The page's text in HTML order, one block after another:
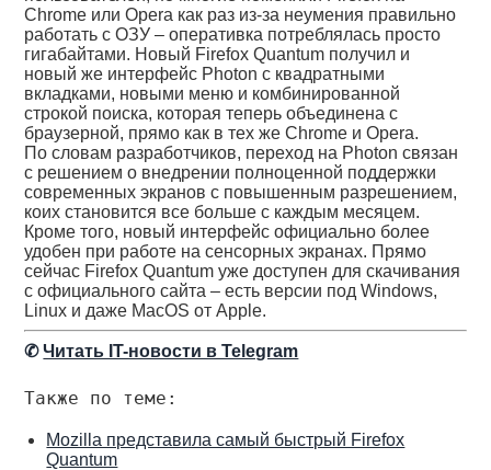
Chrome или Opera как раз из-за неумения правильно
работать с ОЗУ – оперативка потреблялась просто
гигабайтами. Новый Firefox Quantum получил и
новый же интерфейс Photon с квадратными
вкладками, новыми меню и комбинированной
строкой поиска, которая теперь объединена с
браузерной, прямо как в тех же Chrome и Opera.
По словам разработчиков, переход на Photon связан
с решением о внедрении полноценной поддержки
современных экранов с повышенным разрешением,
коих становится все больше с каждым месяцем.
Кроме того, новый интерфейс официально более
удобен при работе на сенсорных экранах. Прямо
сейчас Firefox Quantum уже доступен для скачивания
с официального сайта – есть версии под Windows,
Linux и даже MacOS от Apple.
✆Читать IT-новости в Telegram
Также по теме:
Mozilla представила самый быстрый Firefox
Quantum